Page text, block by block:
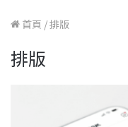
首頁 /排版
排版